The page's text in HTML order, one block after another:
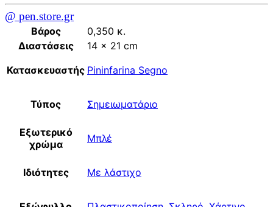
@ pen.store.gr
Βάρος
0,350 κ.
Διαστάσεις
14 × 21 cm
Κατασκευαστής Pininfarina Segno
Τύπος Σημειωματάριο
Εξωτερικό
χρώμα
Μπλέ
Ιδιότητες Με λάστιχο